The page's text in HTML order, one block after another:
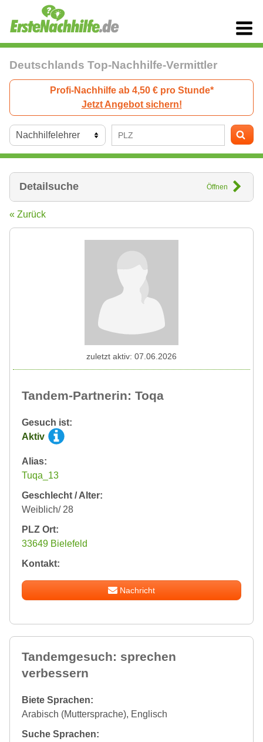
Deutschlands Top-Nachhilfe-Vermittler
Profi-Nachhilfe ab 4,50 € pro Stunde*
Jetzt Angebot sichern!
Detailsuche Öffnen
« Zurück
Tandem-Partnerin: Toqa
Gesuch ist:
Aktiv
Alias:
Tuqa_13
Geschlecht / Alter:
Weiblich/ 28
PLZ Ort:
33649 Bielefeld
Kontakt:
Nachricht
zuletzt aktiv: 07.06.2026
Tandemgesuch: sprechen
verbessern
Biete Sprachen:
Arabisch (Muttersprache), Englisch
Suche Sprachen: